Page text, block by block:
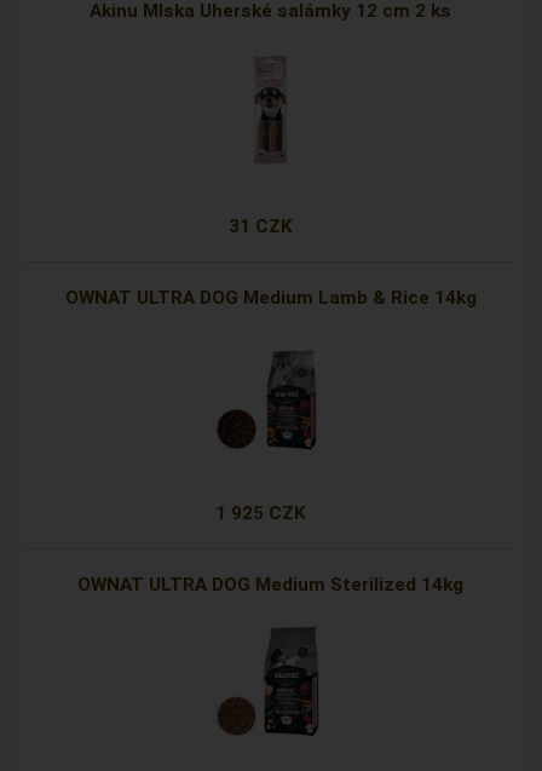
Akinu Mlska Uherské salámky 12 cm 2 ks
31 CZK
OWNAT ULTRA DOG Medium Lamb & Rice 14kg
1 925 CZK
OWNAT ULTRA DOG Medium Sterilized 14kg